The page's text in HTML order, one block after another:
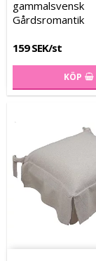
gammalsvensk
Gårdsromantik
159 SEK/st
KÖP